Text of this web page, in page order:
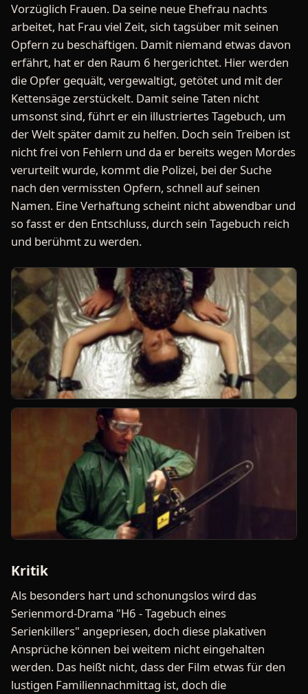
Vorzüglich Frauen. Da seine neue Ehefrau nachts
arbeitet, hat Frau viel Zeit, sich tagsüber mit seinen
Opfern zu beschäftigen. Damit niemand etwas davon
erfährt, hat er den Raum 6 hergerichtet. Hier werden
die Opfer gequält, vergewaltigt, getötet und mit der
Kettensäge zerstückelt. Damit seine Taten nicht
umsonst sind, führt er ein illustriertes Tagebuch, um
der Welt später damit zu helfen. Doch sein Treiben ist
nicht frei von Fehlern und da er bereits wegen Mordes
verurteilt wurde, kommt die Polizei, bei der Suche
nach den vermissten Opfern, schnell auf seinen
Namen. Eine Verhaftung scheint nicht abwendbar und
so fasst er den Entschluss, durch sein Tagebuch reich
und berühmt zu werden.
Kritik
Als besonders hart und schonungslos wird das
Serienmord-Drama "H6 - Tagebuch eines
Serienkillers" angepriesen, doch diese plakativen
Ansprüche können bei weitem nicht eingehalten
werden. Das heißt nicht, dass der Film etwas für den
lustigen Familiennachmittag ist, doch die